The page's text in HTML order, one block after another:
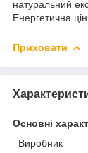
натуральний
Енергетична
Приховати
Основні
Виробник